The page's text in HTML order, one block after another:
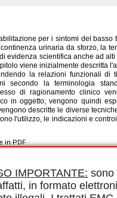
IMPORTANTE: sono
in formato
per i sintomi del basso
urinaria da sforzo, la
evidenza scientifica anche ad
viene inizialmente descritta
la relazioni funzionali di
secondo la terminologia
di ragionamento clinico
in oggetto; vengono quindi
descritte le diverse
l'utilizzo, le indicazioni e
in PDF.
di riempimento vescicale,